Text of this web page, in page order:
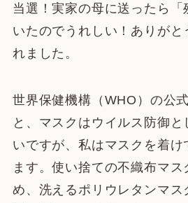
当選！実家の母に送ったら「
いたのでうれしい！ありがと
れました。
世界保健機構（WHO）の公
と、マスクはウイルス防御と
いですが、私はマスクを着け
ます。使い捨ての不織布マス
め、洗えるポリウレタンマス